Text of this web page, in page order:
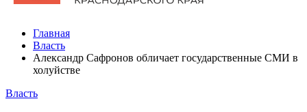
Главная
Власть
Александр Сафронов обличает государственные СМИ в
холуйстве
Власть